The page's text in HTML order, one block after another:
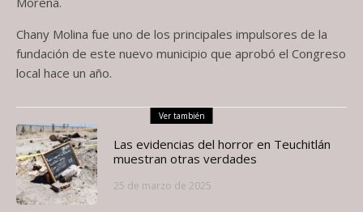
Chany Molina fue uno de los principales impulsores de la
fundación de este nuevo municipio que aprobó el Congreso
local hace un año.
Ver también
Las evidencias del horror en Teuchitlán
muestran otras verdades
25 de marzo de 2025